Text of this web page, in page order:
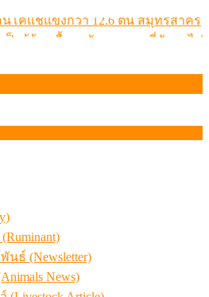
โคแช่แข็งกว่า 12.6 ตัน สมุทรสาคร
ป็นผู้ร้ายเบื้องหลังราคาหมูที่สังคมไม่
หน้าฟาร์ม พระที่ 6 สิงหาคม 2569
ป็นผู้ร้ายเบื้องหลังราคาหมูที่สังคมไม่
ธ์ (Newsletter)
News)